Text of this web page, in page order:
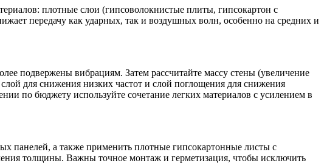
плотные слои (гипсоволокнистые плиты, гипсокартон с
передачу как ударных, так и воздушных волн, особенно на средних и
подвержены вибрациям. Затем рассчитайте массу стены (увеличение
для снижения низких частот и слой поглощения для снижения
по бюджету используйте сочетание легких материалов с усилением в
панелей, а также применить плотные гипсокартонные листы с
толщины. Важны точное монтаж и герметизация, чтобы исключить